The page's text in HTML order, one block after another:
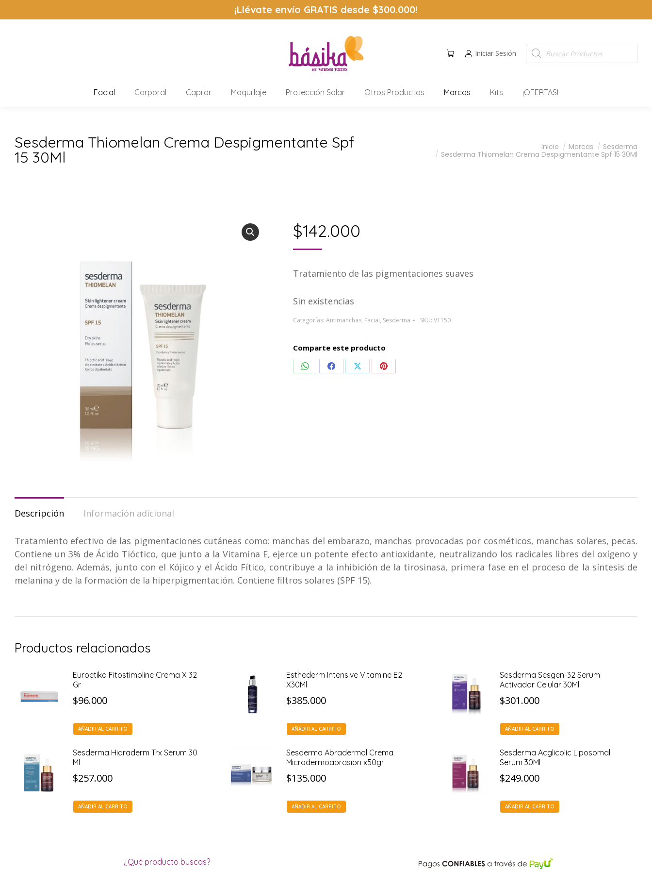
¡Llévate envío GRATIS desde $300.000!
Iniciar Sesión
Facial Corporal Capilar Maquillaje Protección Solar Otros Productos Marcas Kits ¡OFERTAS!
Sesderma Thiomelan Crema Despigmentante Spf
15 30Ml
Inicio Marcas
Sesderma
Sesderma Thiomelan Crema Despigmentante Spf 15 30Ml
$142.000
Tratamiento de las pigmentaciones suaves
Sin existencias
Categorías: Antimanchas, Facial, Sesderma SKU: V1150
Comparte este producto
CompartirCompartirCompartirCompartir
Descripción Información adicional
Tratamiento efectivo de las pigmentaciones cutáneas como: manchas del embarazo, manchas provocadas por cosméticos, manchas solares, pecas.
Contiene un 3% de Ácido Tióctico, que junto a la Vitamina E, ejerce un potente efecto antioxidante, neutralizando los radicales libres del oxígeno y
del nitrógeno. Además, junto con el Kójico y el Ácido Fítico, contribuye a la inhibición de la tirosinasa, primera fase en el proceso de la síntesis de
melanina y de la formación de la hiperpigmentación. Contiene filtros solares (SPF 15).
Productos relacionados
Euroetika Fitostimoline Crema X 32
Gr
$96.000
AÑADIR AL CARRITO
Esthederm Intensive Vitamine E2
X30Ml
$385.000
AÑADIR AL CARRITO
Sesderma Sesgen-32 Serum
Activador Celular 30Ml
$301.000
AÑADIR AL CARRITO
Sesderma Hidraderm Trx Serum 30
Ml
$257.000
AÑADIR AL CARRITO
Sesderma Abradermol Crema
Microdermoabrasion x50gr
$135.000
AÑADIR AL CARRITO
Sesderma Acglicolic Liposomal
Serum 30Ml
$249.000
AÑADIR AL CARRITO
¿Qué producto buscas?